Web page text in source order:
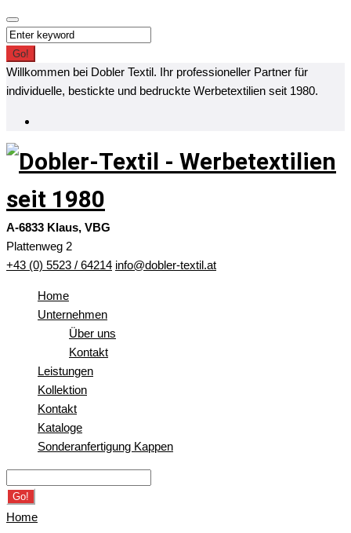
Skip
to
content
Search
for:
Go!
Willkommen bei Dobler Textil. Ihr professioneller Partner für
individuelle, bestickte und bedruckte Werbetextilien seit 1980.
A-6833 Klaus, VBG
Plattenweg 2
+43 (0) 5523 / 64214 info@dobler-textil.at
Home
Unternehmen
Über uns
Kontakt
Leistungen
Kollektion
Kontakt
Kataloge
Sonderanfertigung Kappen
for:
Go!
Home